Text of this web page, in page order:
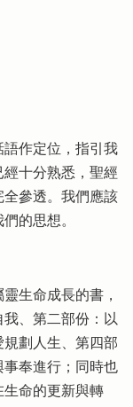
作定位，指引我
十分熟悉，聖經
參透。我們應該
的思想。
生命成長的書，
、第二部份：以
劃人生、第四部
奉進行；同時也
生命的更新與轉